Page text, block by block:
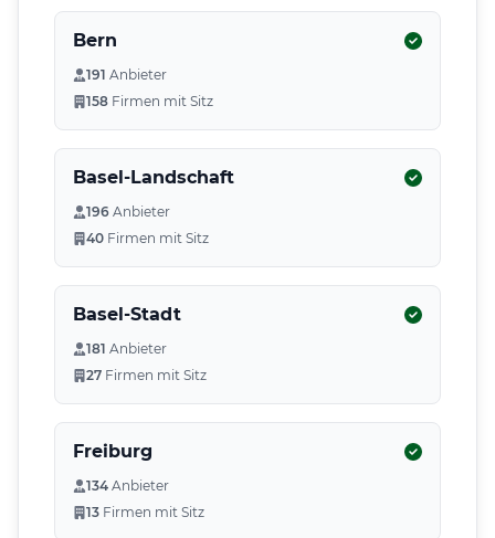
Bern
191 Anbieter
158 Firmen mit Sitz
Basel-Landschaft
196 Anbieter
40 Firmen mit Sitz
Basel-Stadt
181 Anbieter
27 Firmen mit Sitz
Freiburg
134 Anbieter
13 Firmen mit Sitz